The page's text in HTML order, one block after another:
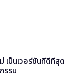
เป็นเวอร์ชั่นที่ดีที่สุด
รรม